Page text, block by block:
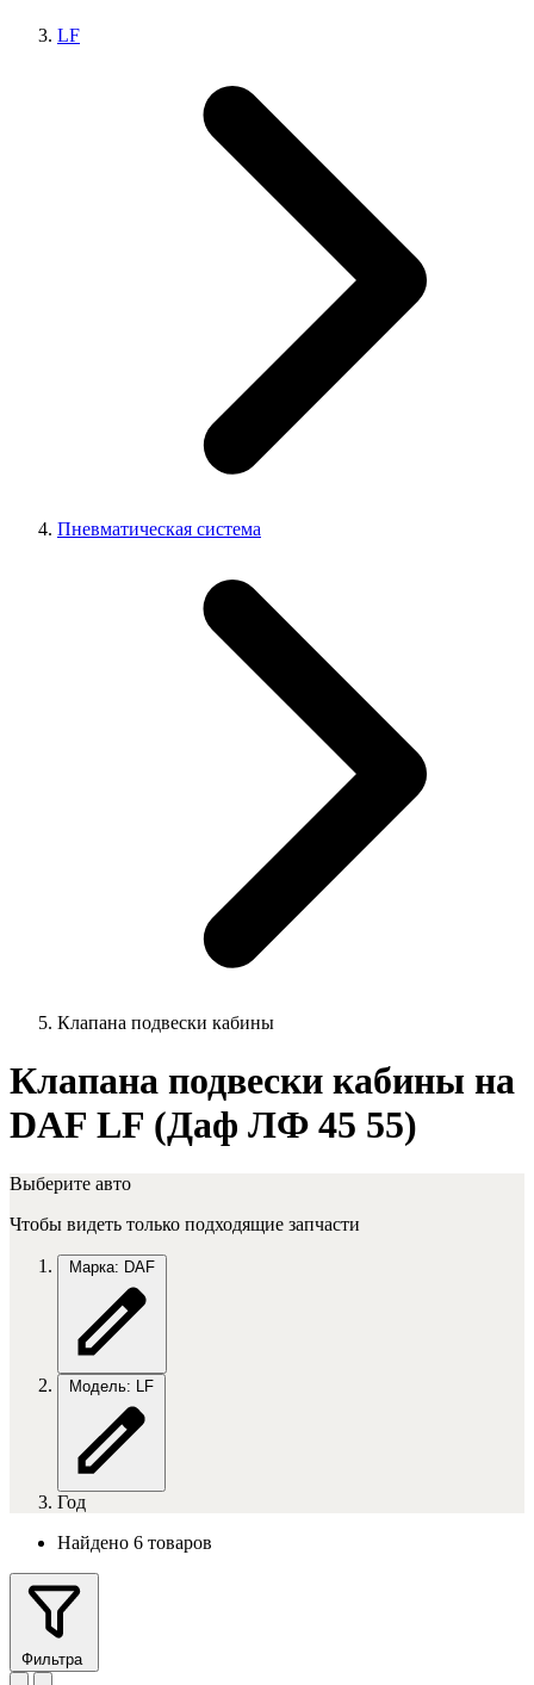
LF
Пневматическая система
Клапана подвески кабины
Клапана подвески кабины на
DAF LF (Даф ЛФ 45 55)
Выберите авто
Чтобы видеть только подходящие запчасти
Марка: DAF
Модель: LF
Год
Найдено 6 товаров
Фильтра